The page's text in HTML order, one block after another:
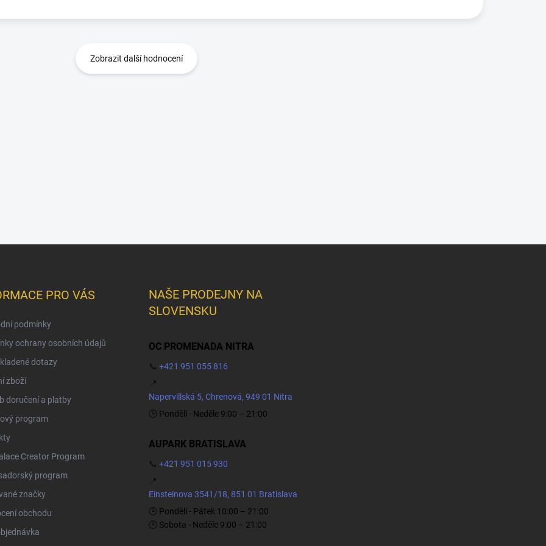
Zobrazit další hodnocení
PRO VÁS
podmínky
ochrany osobních údajů
dotazy
zboží
doručení a platby
program
Creator Program
program
značky
obchodu
NAŠE PRODEJNY NA
SLOVENSKU
OC PROMENADA NITRA
📞 +421 951 055 816
📍
Napervillská 5, Chrenová, 949 01 Nitra
🕒 Pondělí - Neděle 9:00 – 21:00
AUPARK BRATISLAVA
📞 +421 951 015 930
📍
Einsteinova 3541/18, 851 01 Bratislava
🕒 Pondělí - Pátek 10:00 – 21:00
🕒 Sobota - Neděle 9:00 – 21:00